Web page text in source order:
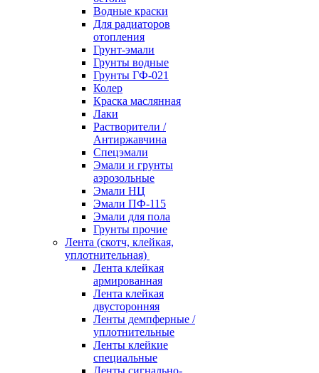
Водные краски
Для радиаторов
отопления
Грунт-эмали
Грунты водные
Грунты ГФ-021
Колер
Краска маслянная
Лаки
Растворители /
Антиржавчина
Спецэмали
Эмали и грунты
аэрозольные
Эмали НЦ
Эмали ПФ-115
Эмали для пола
Грунты прочие
Лента (скотч, клейкая,
уплотнительная)
Лента клейкая
армированная
Лента клейкая
двусторонняя
Ленты демпферные /
уплотнительные
Ленты клейкие
специальные
Ленты сигнально-